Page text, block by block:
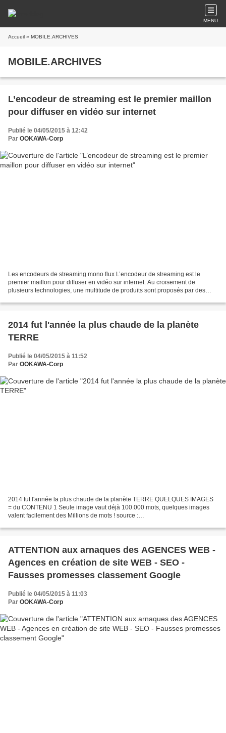
MENU
Accueil » MOBILE.ARCHIVES
MOBILE.ARCHIVES
L’encodeur de streaming est le premier maillon
pour diffuser en vidéo sur internet
Publié le 04/05/2015 à 12:42
Par OOKAWA-Corp
Les encodeurs de streaming mono flux L’encodeur de streaming est le
premier maillon pour diffuser en vidéo sur internet. Au croisement de
plusieurs technologies, une multitude de produits sont proposés par des
2014 fut l'année la plus chaude de la planète
TERRE
Publié le 04/05/2015 à 11:52
Par OOKAWA-Corp
2014 fut l'année la plus chaude de la planète TERRE QUELQUES IMAGES
= du CONTENU 1 Seule image vaut déjà 100.000 mots, quelques images
valent facilement des Millions de mots ! source :
Tesla...
ATTENTION aux arnaques des AGENCES WEB -
Agences en création de site WEB - SEO -
Fausses promesses classement Google
Publié le 04/05/2015 à 11:03
Par OOKAWA-Corp